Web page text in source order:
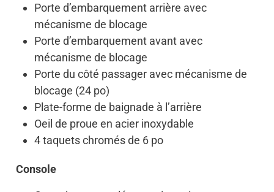
Porte d’embarquement arrière avec
mécanisme de blocage
Porte d’embarquement avant avec
mécanisme de blocage
Porte du côté passager avec mécanisme de
blocage (24 po)
Plate-forme de baignade à l’arrière
Oeil de proue en acier inoxydable
4 taquets chromés de 6 po
Console